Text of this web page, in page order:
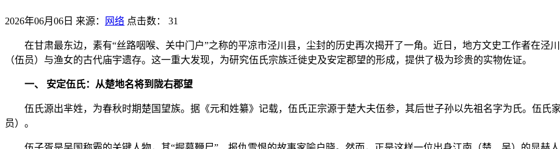
2026年06月06日 来源： 网络 点击数： 31
在甘肃最东边，素有“丝路咽喉、关中门户”之称的平凉市泾川县，尘封的历史再次揭开了一角。近日，地方文史工作者在泾
（伍员）与渔女的古代庙宇遗存。这一重大发现，为研究伍氏宗族迁徙史及安定郡望的形成，提供了极为珍贵的实物佐证。
一、 安定伍氏：从楚地名将到陇右郡望
伍氏源出芈姓，为春秋时期楚国望族。据《元和姓纂》记载，伍氏正宗源于楚大夫伍参，其后世子孙以先祖名字为氏。伍氏
员）。